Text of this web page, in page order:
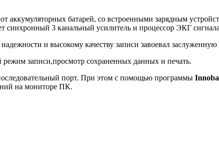
аккумуляторных батарей, со встроенными зарядным
синхронный 3 канальный усилитель и процессор ЭКГ
и высокому качеству записи завоевал
режим записи,просмотр сохраненных данных и печать.
порт. При этом с помощью программы
на мониторе ПК.